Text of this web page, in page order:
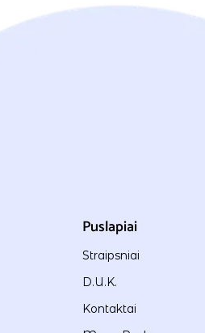
Puslapiai
Straipsniai
D.U.K.
Kontaktai